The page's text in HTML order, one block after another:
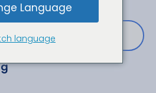
met ons op
Language
language